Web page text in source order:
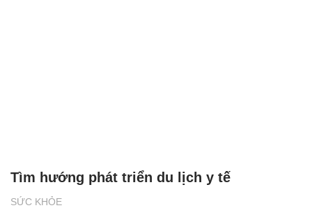
SỨC KHỎE
Tìm hướng phát triển du lịch y tế